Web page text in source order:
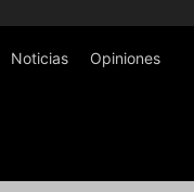
Noticias Opiniones